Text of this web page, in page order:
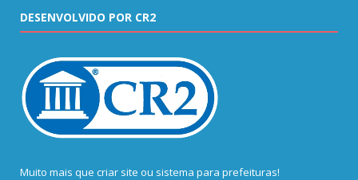
DESENVOLVIDO POR CR2
Muito mais que criar site ou sistema para prefeituras!